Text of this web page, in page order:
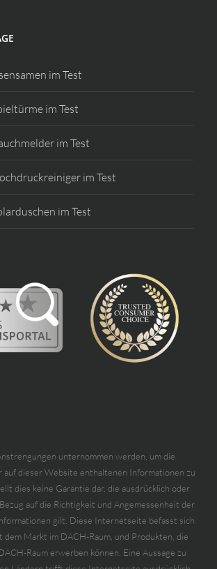
im Test
im Test
im Test
im Test
im Test
unternommen werden, um die
auf dieser Website enthaltenen Informationen zu
dies keine Garantie dar, die ausdrücklich oder
auf die Richtigkeit und Angemessenheit der
gilt. Diese Internetseite befasst sich
dem Markt im DACH-Raum, und Produkten, die
Raum erwerben können. Eine Aussage zu